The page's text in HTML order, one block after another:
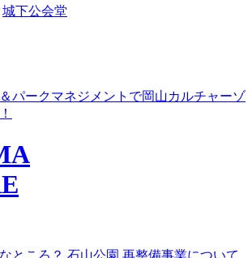
城下公会堂
パークマネジメントで岡山カルチャーゾ
ところ？ 石山公園 再整備事業について